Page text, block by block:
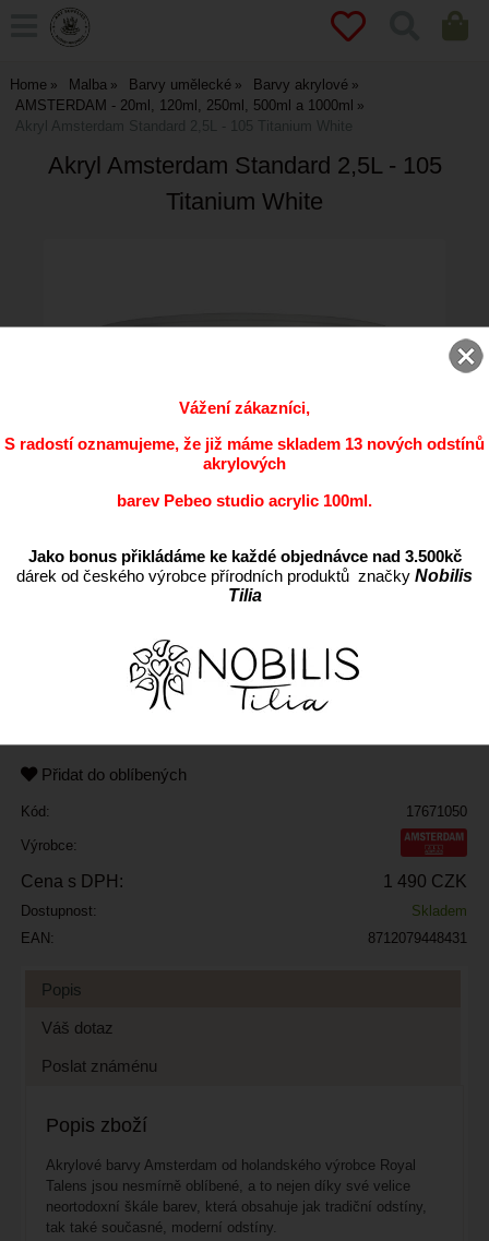
Home Malba Barvy umělecké
Barvy akrylové
AMSTERDAM - 20ml, 120ml, 250ml, 500ml a 1000ml
Akryl Amsterdam Standard 2,5L - 105 Titanium White
Akryl Amsterdam Standard 2,5L - 105
Titanium White
Přidat do oblíbených
Kód: 17671050
Výrobce:
Cena s DPH: 1 490 CZK
Dostupnost:
Skladem
EAN:
8712079448431
Popis
Váš dotaz
Poslat známénu
Popis zboží
Akrylové barvy Amsterdam od holandského výrobce Royal
Talens jsou nesmírně oblíbené, a to nejen díky své velice
neortodoxní škále barev, která obsahuje jak tradiční odstíny,
tak také současné, moderní odstíny.
Vážení zákazníci,
S radostí oznamujeme, že již máme skladem 13 nových odstínů
akrylových
barev Pebeo studio acrylic 100ml.
Jako bonus přikládáme ke každé objednávce nad 3.500kč
dárek od českého výrobce přírodních produktů značky Nobilis
Tilia